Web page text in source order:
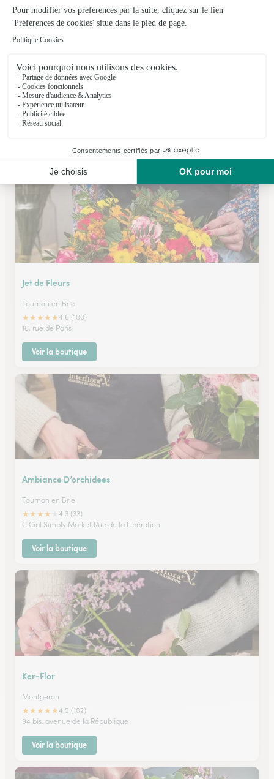
Le Jardin des Fleurs
Melun
★★★ ★★4 (309)
Voir la boutique
Jet de Fleurs
Tournan en Brie
★★★★★4.6 (100)
16, rue de Paris
Voir la boutique
Ambiance D’orchidees
Tournan en Brie
★★★★
4.3 (33)
C.Cial Simply Market Rue de la Libération
Voir la boutique
Ker-Flor
Montgeron
★★★★★4.5 (102)
94 bis, avenue de la République
Voir la boutique